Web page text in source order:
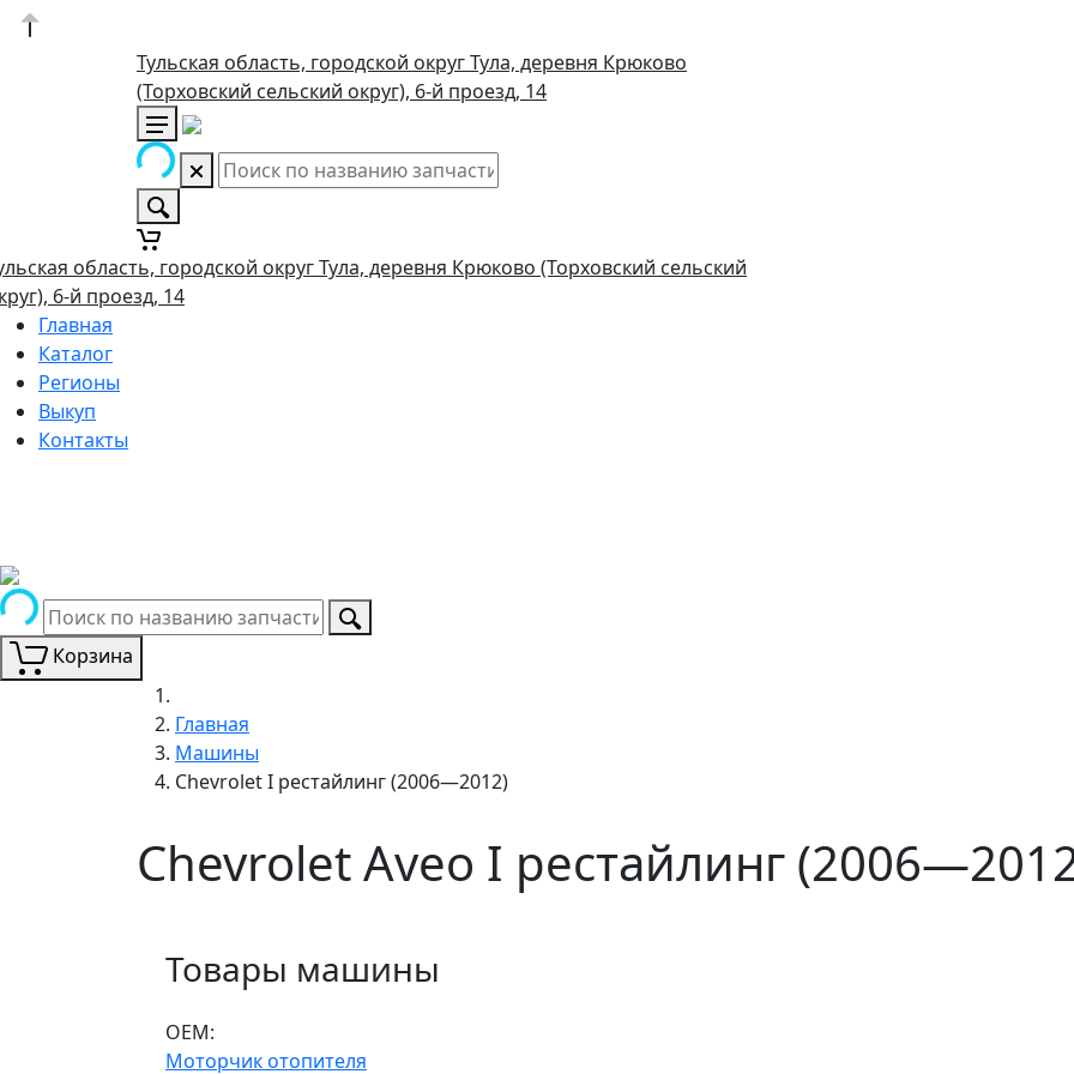
Тульская область, городской округ Тула, деревня Крюково
(Торховский сельский округ), 6-й проезд, 14
область, городской округ Тула, деревня Крюково (Торховский сельский
6-й проезд, 14
Главная
Каталог
Регионы
Выкуп
Контакты
Корзина
Главная
Машины
Chevrolet I рестайлинг (2006—2012)
Chevrolet Aveo I рестайлинг
Товары машины
ОЕМ:
Моторчик отопителя